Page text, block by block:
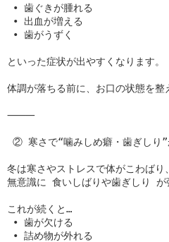
• 歯ぐきが腫れる
• 出血が増える
• 歯がうずく
といった症状が出やすくなります。
体調が落ちる前に、お口の状態を整
⸻
② 寒さで“噛みしめ癖・歯ぎしり”
冬は寒さやストレスで体がこわばり、
無意識に 食いしばりや歯ぎしり が
これが続くと…
• 歯が欠ける
• 詰め物が外れる